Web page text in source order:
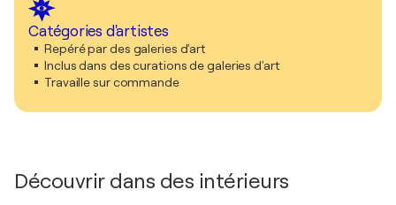
Catégories d'artistes
Repéré par des galeries d'art
Inclus dans des curations de galeries d'art
Travaille sur commande
Découvrir dans des intérieurs